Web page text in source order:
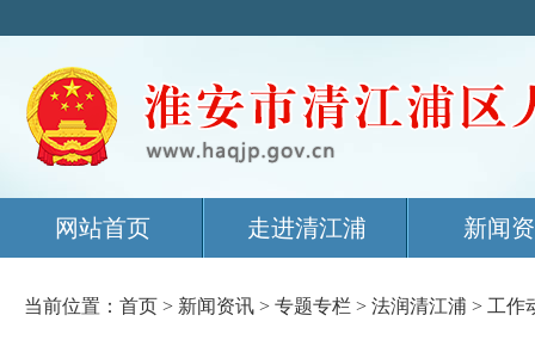
网站首页 走进清江浦 新闻
当前位置： 首页 > 新闻资讯 > 专题专栏 > 法润清江浦 > 工作